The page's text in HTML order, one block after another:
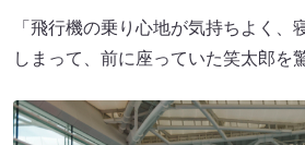
「飛行機の乗り心地が気持ちよく、
しまって、前に座っていた笑太郎を